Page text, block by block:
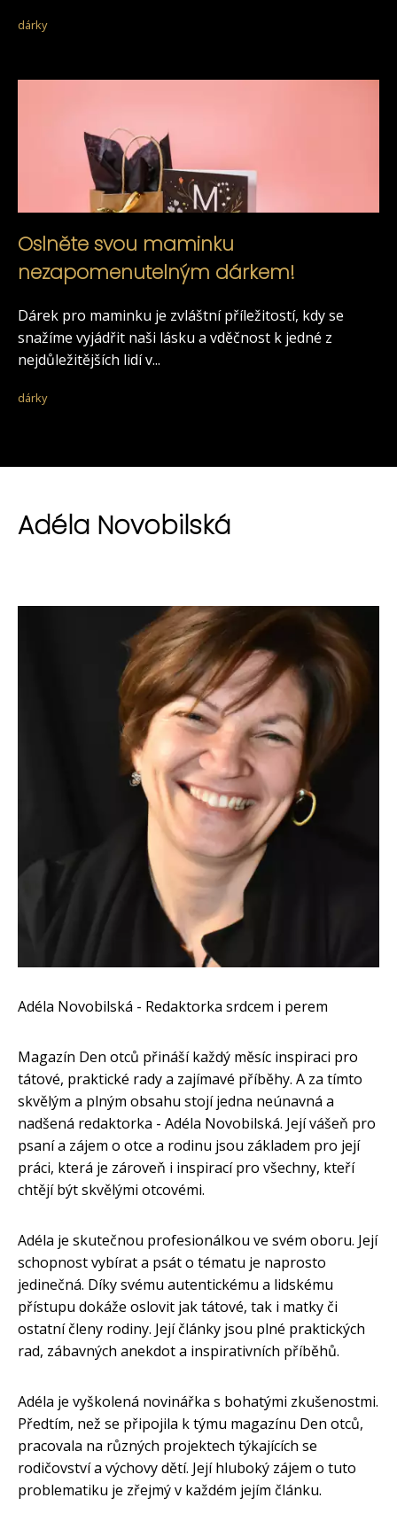
dárky
Oslněte svou maminku
nezapomenutelným dárkem!
Dárek pro maminku je zvláštní příležitostí, kdy se
snažíme vyjádřit naši lásku a vděčnost k jedné z
nejdůležitějších lidí v...
dárky
Adéla Novobilská
Adéla Novobilská - Redaktorka srdcem i perem
Magazín Den otců přináší každý měsíc inspiraci pro
tátové, praktické rady a zajímavé příběhy. A za tímto
skvělým a plným obsahu stojí jedna neúnavná a
nadšená redaktorka - Adéla Novobilská. Její vášeň pro
psaní a zájem o otce a rodinu jsou základem pro její
práci, která je zároveň i inspirací pro všechny, kteří
chtějí být skvělými otcovémi.
Adéla je skutečnou profesionálkou ve svém oboru. Její
schopnost vybírat a psát o tématu je naprosto
jedinečná. Díky svému autentickému a lidskému
přístupu dokáže oslovit jak tátové, tak i matky či
ostatní členy rodiny. Její články jsou plné praktických
rad, zábavných anekdot a inspirativních příběhů.
Adéla je vyškolená novinářka s bohatými zkušenostmi.
Předtím, než se připojila k týmu magazínu Den otců,
pracovala na různých projektech týkajících se
rodičovství a výchovy dětí. Její hluboký zájem o tuto
problematiku je zřejmý v každém jejím článku.